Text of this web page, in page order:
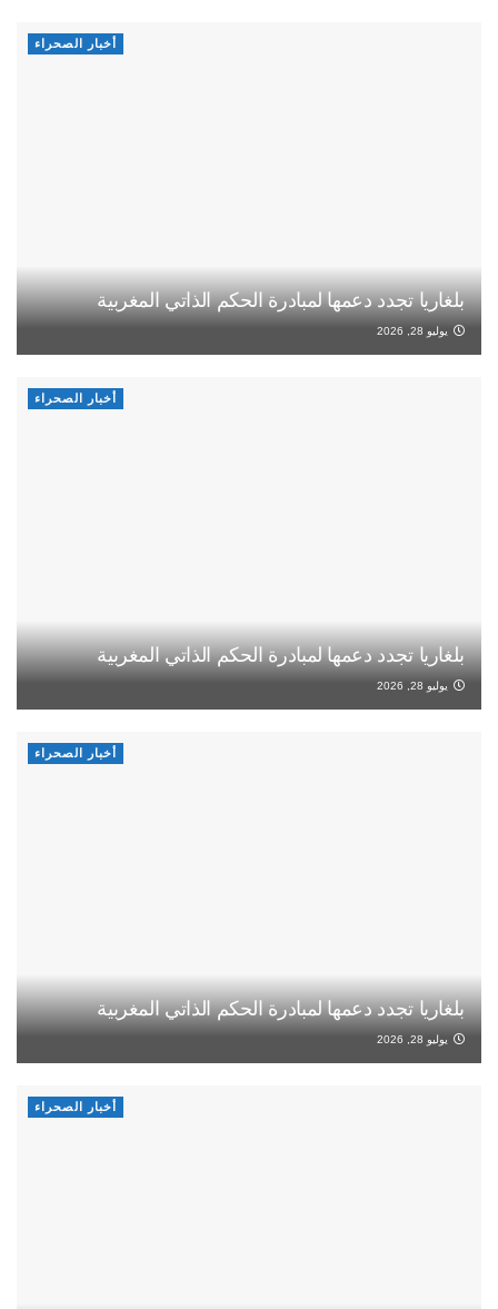
أخبار الصحراء
بلغاريا تجدد دعمها لمبادرة الحكم الذاتي المغربية
يوليو 28, 2026
أخبار الصحراء
بلغاريا تجدد دعمها لمبادرة الحكم الذاتي المغربية
يوليو 28, 2026
أخبار الصحراء
بلغاريا تجدد دعمها لمبادرة الحكم الذاتي المغربية
يوليو 28, 2026
أخبار الصحراء